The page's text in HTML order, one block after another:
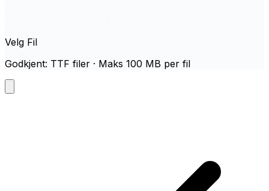
Velg Fil
Godkjent: TTF filer · Maks 100 MB per fil